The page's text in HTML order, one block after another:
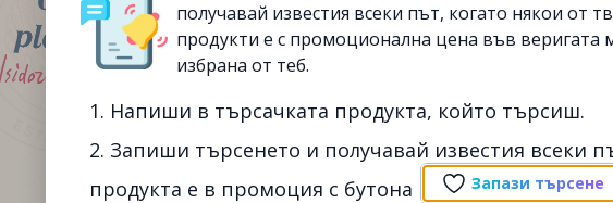
получавай известия всеки път, когато някои от
продукти е с промоционална цена във веригата
избрана от теб.
1. Напиши в търсачката продукта, който търсиш.
2. Запиши търсенето и получавай известия всеки
продукта е в промоция с бутона
Запази търсене